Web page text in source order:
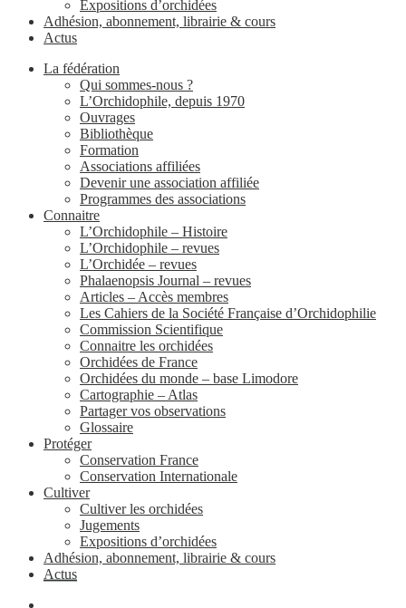
Expositions d’orchidées
Adhésion, abonnement, librairie & cours
Actus
La fédération
Qui sommes-nous ?
L’Orchidophile, depuis 1970
Ouvrages
Bibliothèque
Formation
Associations affiliées
Devenir une association affiliée
Programmes des associations
Connaitre
L’Orchidophile – Histoire
L’Orchidophile – revues
L’Orchidée – revues
Phalaenopsis Journal – revues
Articles – Accès membres
Les Cahiers de la Société Française d’Orchidophilie
Commission Scientifique
Connaitre les orchidées
Orchidées de France
Orchidées du monde – base Limodore
Cartographie – Atlas
Partager vos observations
Glossaire
Protéger
Conservation France
Conservation Internationale
Cultiver
Cultiver les orchidées
Jugements
Expositions d’orchidées
Adhésion, abonnement, librairie & cours
Actus